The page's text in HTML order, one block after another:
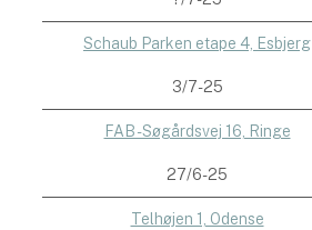
Schaub Parken etape 4, Esbjerg
3/7-25
FAB - Søgårdsvej 16, Ringe
27/6-25
Telhøjen 1, Odense